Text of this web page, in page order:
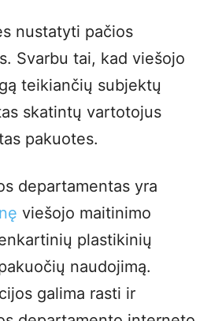
nustatyti pačios
Svarbu tai, kad viešojo
teikiančių subjektų
skatintų vartotojus
pakuotes.
departamentas yra
viešojo maitinimo
plastikinių
naudojimą.
galima rasti ir